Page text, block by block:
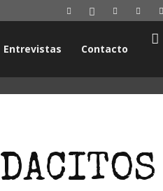
Entrevistas Contacto